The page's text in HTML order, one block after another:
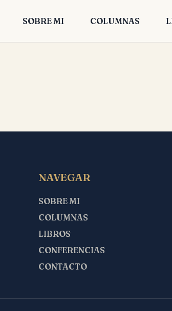
SOBRE MI COLUMNAS
NAVEGAR
SOBRE MI
COLUMNAS
LIBROS
CONFERENCIAS
CONTACTO